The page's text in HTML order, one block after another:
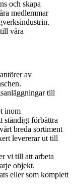
och skapa
medlemmar
våra
av
till
inom
ständigt förbättra
breda sortiment
levererar ut till
vi till att arbeta
objekt.
eller som komplett